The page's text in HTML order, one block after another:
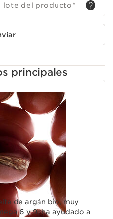
lote del producto*
principales
de argán bio, muy
6 y 9, ha ayudado a